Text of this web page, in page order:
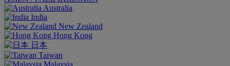
Australia
India
New Zealand
Hong Kong
日本
Taiwan
Malaysia